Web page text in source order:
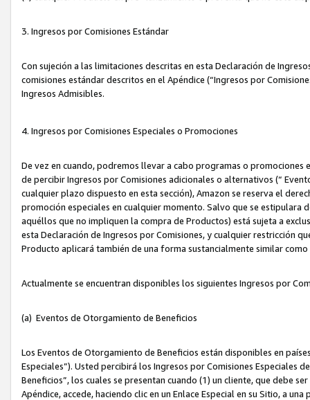
3. Ingresos por Comisiones Estándar
Con sujeción a las limitaciones descritas en esta Declaración de
comisiones estándar descritos en el Apéndice (“Ingresos por
Ingresos Admisibles.
4. Ingresos por Comisiones Especiales o Promociones
De vez en cuando, podremos llevar a cabo programas o
de percibir Ingresos por Comisiones adicionales o alternativos (“
cualquier plazo dispuesto en esta sección), Amazon se reserva el
promoción especiales en cualquier momento. Salvo que se
aquéllos que no impliquen la compra de Productos) está sujeta a
esta Declaración de Ingresos por Comisiones, y cualquier restricción
Producto aplicará también de una forma sustancialmente similar
Actualmente se encuentran disponibles los siguientes Ingresos por
(a) Eventos de Otorgamiento de Beneficios
Los Eventos de Otorgamiento de Beneficios están disponibles en
Especiales”). Usted percibirá los Ingresos por Comisiones Especiales
Beneficios”, los cuales se presentan cuando (1) un cliente, que debe
Apéndice, accede, haciendo clic en un Enlace Especial en su Sitio, a